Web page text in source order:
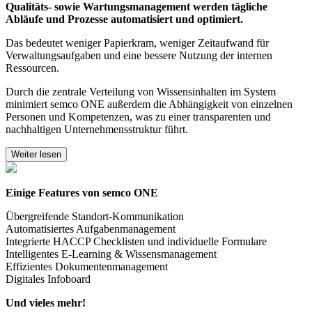
Qualitäts- sowie Wartungsmanagement werden tägliche
Abläufe und Prozesse automatisiert und optimiert.
Das bedeutet weniger Papierkram, weniger Zeitaufwand für
Verwaltungsaufgaben und eine bessere Nutzung der internen
Ressourcen.
Durch die zentrale Verteilung von Wissensinhalten im System
minimiert semco ONE außerdem die Abhängigkeit von einzelnen
Personen und Kompetenzen, was zu einer transparenten und
nachhaltigen Unternehmensstruktur führt.
Weiter lesen
Einige Features von semco ONE
Übergreifende Standort-Kommunikation
Automatisiertes Aufgabenmanagement
Integrierte HACCP Checklisten und individuelle Formulare
Intelligentes E-Learning & Wissensmanagement
Effizientes Dokumentenmanagement
Digitales Infoboard
Und vieles mehr!